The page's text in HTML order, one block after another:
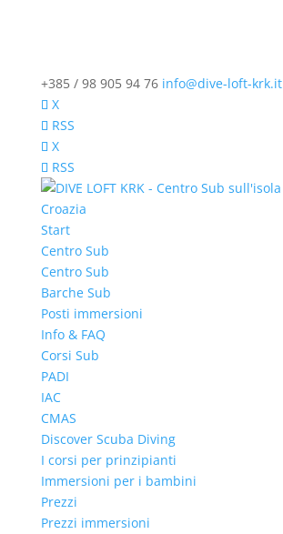
+385 / 98 905 94 76 info@dive-loft-krk.it
X
RSS
X
RSS
Start
Centro Sub
Centro Sub
Barche Sub
Posti immersioni
Info & FAQ
Corsi Sub
PADI
IAC
CMAS
Discover Scuba Diving
I corsi per prinzipianti
Immersioni per i bambini
Prezzi
Prezzi immersioni